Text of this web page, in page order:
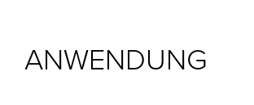
ANWENDUNG